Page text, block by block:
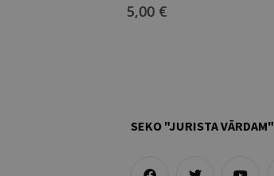
5,00 €
SEKO "JURISTA VĀRDAM"